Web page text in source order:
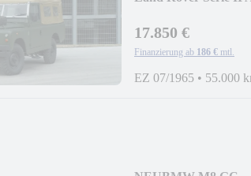
17.850 €
Finanzierung ab 186 € mtl.
EZ 07/1965 • 55.000